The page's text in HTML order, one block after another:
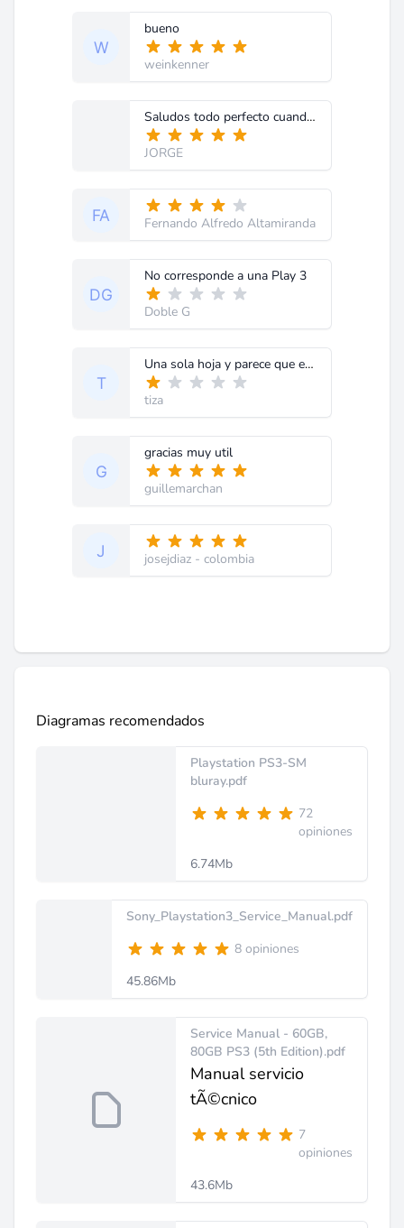
bueno
weinkenner
Saludos todo perfecto cuando uno busca un diagrama
JORGE
Fernando Alfredo Altamiranda
No corresponde a una Play 3
Doble G
Una sola hoja y parece que es de un equipo antiguo nada que ver con una PS3
tiza
gracias muy util
guillemarchan
josejdiaz - colombia
Diagramas recomendados
Playstation PS3-SM
bluray.pdf
72
opiniones
6.74Mb
Sony_Playstation3_Service_Manual.pdf
8 opiniones
45.86Mb
Service Manual - 60GB,
80GB PS3 (5th Edition).pdf
Manual servicio
tÃ©cnico
7
opiniones
43.6Mb